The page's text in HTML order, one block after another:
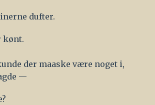
dufter.
kønt.
der maaske være noget i,
—